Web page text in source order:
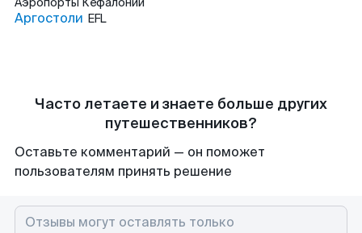
Аргостоли EFL
Часто летаете и знаете больше других
путешественников?
Оставьте комментарий — он поможет
пользователям принять решение